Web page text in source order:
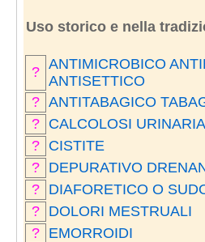
Uso storico e nella
? ANTIMICROBICO
ANTISETTICO
? ANTITABAGICO
?
CALCOLOSI
?
CISTITE
?
DEPURATIVO
?
DIAFORETICO O
?
DOLORI MESTRUALI
?
EMORROIDI